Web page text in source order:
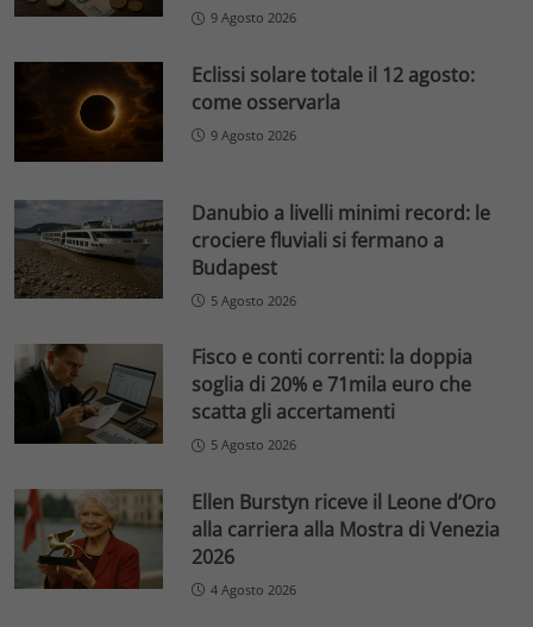
9 Agosto 2026
Eclissi solare totale il 12 agosto:
come osservarla
9 Agosto 2026
Danubio a livelli minimi record: le
crociere fluviali si fermano a
Budapest
5 Agosto 2026
Fisco e conti correnti: la doppia
soglia di 20% e 71mila euro che
scatta gli accertamenti
5 Agosto 2026
Ellen Burstyn riceve il Leone d’Oro
alla carriera alla Mostra di Venezia
2026
4 Agosto 2026